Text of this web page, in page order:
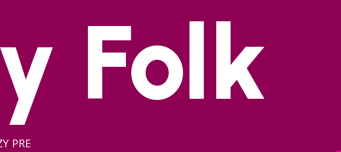
Folk
PRE